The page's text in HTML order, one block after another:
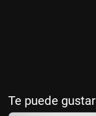
Te puede gustar